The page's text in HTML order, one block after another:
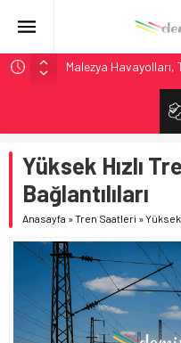
Malezya Havayolları,
ÖBB ve RFI’dan
NS, Temmuz
Yasak, Ceza Yok
Madrid Atocha’da 56
%33 Kapasite Artışı
İngiltere
Resmen Başladı
Yüksek Hızlı
Bağlantılıları
Anasayfa »Tren Saatleri »Yüksek